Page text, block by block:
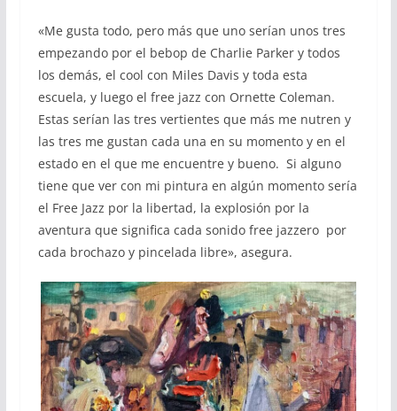
«Me gusta todo, pero más que uno serían unos tres
empezando por el bebop de Charlie Parker y todos
los demás, el cool con Miles Davis y toda esta
escuela, y luego el free jazz con Ornette Coleman.
Estas serían las tres vertientes que más me nutren y
las tres me gustan cada una en su momento y en el
estado en el que me encuentre y bueno. Si alguno
tiene que ver con mi pintura en algún momento sería
el Free Jazz por la libertad, la explosión por la
aventura que significa cada sonido free jazzero por
cada brochazo y pincelada libre», asegura.